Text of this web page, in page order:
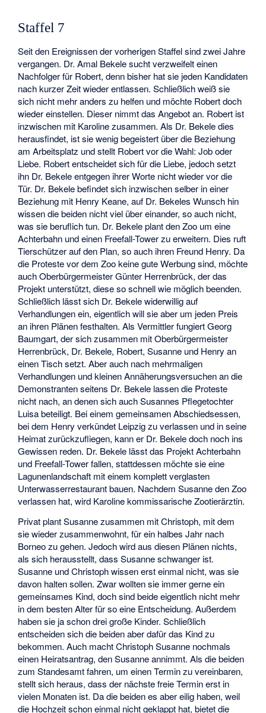
Staffel 7
Seit den Ereignissen der vorherigen Staffel sind zwei Jahre
vergangen. Dr. Amal Bekele sucht verzweifelt einen
Nachfolger für Robert, denn bisher hat sie jeden Kandidaten
nach kurzer Zeit wieder entlassen. Schließlich weiß sie
sich nicht mehr anders zu helfen und möchte Robert doch
wieder einstellen. Dieser nimmt das Angebot an. Robert ist
inzwischen mit Karoline zusammen. Als Dr. Bekele dies
herausfindet, ist sie wenig begeistert über die Beziehung
am Arbeitsplatz und stellt Robert vor die Wahl: Job oder
Liebe. Robert entscheidet sich für die Liebe, jedoch setzt
ihn Dr. Bekele entgegen ihrer Worte nicht wieder vor die
Tür. Dr. Bekele befindet sich inzwischen selber in einer
Beziehung mit Henry Keane, auf Dr. Bekeles Wunsch hin
wissen die beiden nicht viel über einander, so auch nicht,
was sie beruflich tun. Dr. Bekele plant den Zoo um eine
Achterbahn und einen Freefall-Tower zu erweitern. Dies ruft
Tierschützer auf den Plan, so auch ihren Freund Henry. Da
die Proteste vor dem Zoo keine gute Werbung sind, möchte
auch Oberbürgermeister Günter Herrenbrück, der das
Projekt unterstützt, diese so schnell wie möglich beenden.
Schließlich lässt sich Dr. Bekele widerwillig auf
Verhandlungen ein, eigentlich will sie aber um jeden Preis
an ihren Plänen festhalten. Als Vermittler fungiert Georg
Baumgart, der sich zusammen mit Oberbürgermeister
Herrenbrück, Dr. Bekele, Robert, Susanne und Henry an
einen Tisch setzt. Aber auch nach mehrmaligen
Verhandlungen und kleinen Annäherungsversuchen an die
Demonstranten seitens Dr. Bekele lassen die Proteste
nicht nach, an denen sich auch Susannes Pflegetochter
Luisa beteiligt. Bei einem gemeinsamen Abschiedsessen,
bei dem Henry verkündet Leipzig zu verlassen und in seine
Heimat zurückzufliegen, kann er Dr. Bekele doch noch ins
Gewissen reden. Dr. Bekele lässt das Projekt Achterbahn
und Freefall-Tower fallen, stattdessen möchte sie eine
Lagunenlandschaft mit einem komplett verglasten
Unterwasserrestaurant bauen. Nachdem Susanne den Zoo
verlassen hat, wird Karoline kommissarische Zootierärztin.
Privat plant Susanne zusammen mit Christoph, mit dem
sie wieder zusammenwohnt, für ein halbes Jahr nach
Borneo zu gehen. Jedoch wird aus diesen Plänen nichts,
als sich herausstellt, dass Susanne schwanger ist.
Susanne und Christoph wissen erst einmal nicht, was sie
davon halten sollen. Zwar wollten sie immer gerne ein
gemeinsames Kind, doch sind beide eigentlich nicht mehr
in dem besten Alter für so eine Entscheidung. Außerdem
haben sie ja schon drei große Kinder. Schließlich
entscheiden sich die beiden aber dafür das Kind zu
bekommen. Auch macht Christoph Susanne nochmals
einen Heiratsantrag, den Susanne annimmt. Als die beiden
zum Standesamt fahren, um einen Termin zu vereinbaren,
stellt sich heraus, dass der nächste freie Termin erst in
vielen Monaten ist. Da die beiden es aber eilig haben, weil
die Hochzeit schon einmal nicht geklappt hat, bietet die